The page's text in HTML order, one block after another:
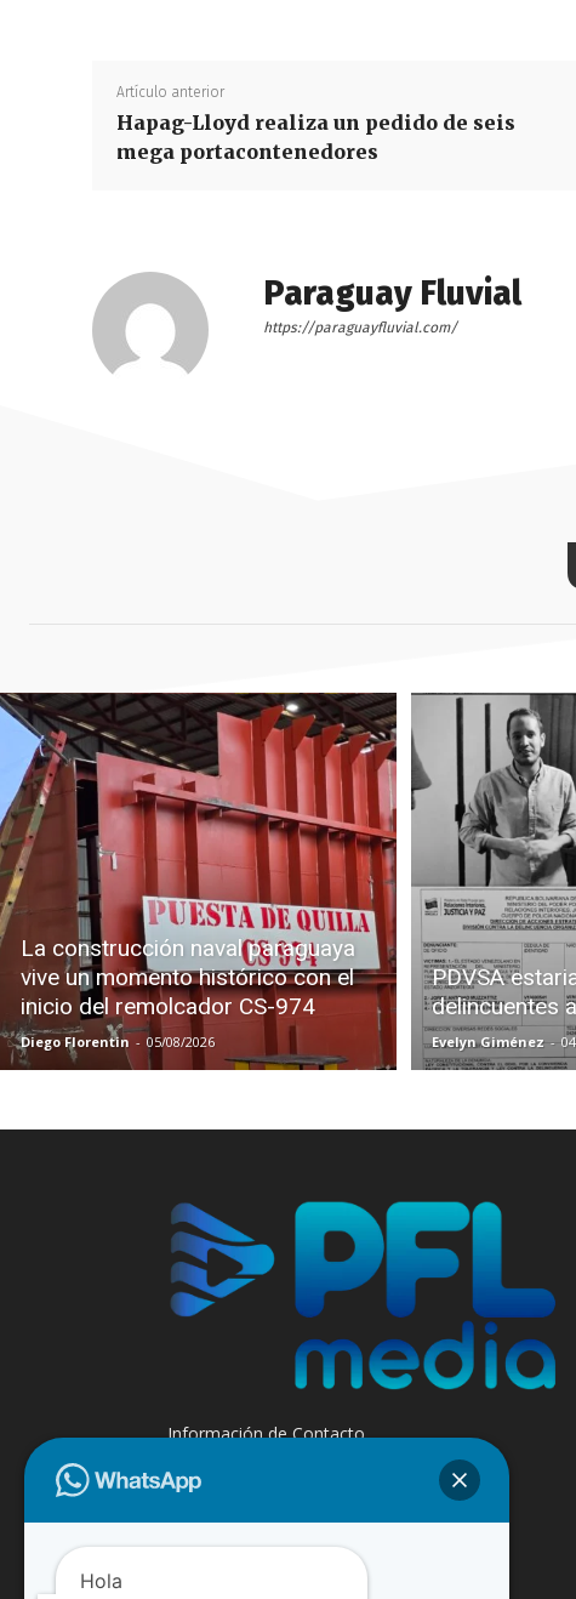
Artículo anterior
Hapag-Lloyd realiza un pedido de seis
mega portacontenedores
Paraguay Fluvial
https://paraguayfluvial.com/
La construcción naval paraguaya
vive un momento histórico con el
inicio del remolcador CS-974
Diego Florentin - 05/08/2026
PDVSA
delincuentes
Evelyn Giménez -
Información de Contacto
+595 985 947508 - +595 984 509299
Hola